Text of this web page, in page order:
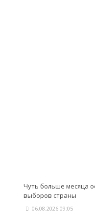
Чуть больше месяца
выборов страны
06.08.2026 09:05